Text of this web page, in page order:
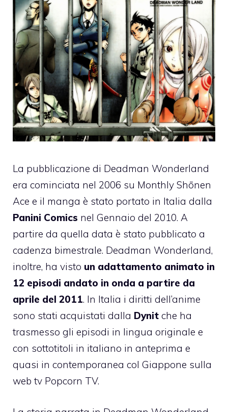
La pubblicazione di Deadman Wonderland
era cominciata nel 2006 su Monthly Shōnen
Ace e il manga è stato portato in Italia dalla
Panini Comics nel Gennaio del 2010. A
partire da quella data è stato pubblicato a
cadenza bimestrale. Deadman Wonderland,
inoltre, ha visto un adattamento animato in
12 episodi andato in onda a partire da
aprile del 2011. In Italia i diritti dell’anime
sono stati acquistati dalla Dynit che ha
trasmesso gli episodi in lingua originale e
con sottotitoli in italiano in anteprima e
quasi in contemporanea col Giappone sulla
web tv Popcorn TV.